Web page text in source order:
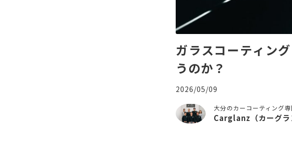
ガラスコーティン
うのか？
2026/05/09
大分のカーコーティング
Carglanz（カーグラ